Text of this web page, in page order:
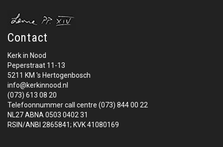
Contact
Kerk in Nood
Peperstraat 11-13
5211 KM 's Hertogenbosch
info@kerkinnood.nl
(073) 613 08 20
Telefoonnummer call centre (073) 844 00 22
NL27 ABNA 0503 0402 31
RSIN/ANBI 2865841; KVK 41080169